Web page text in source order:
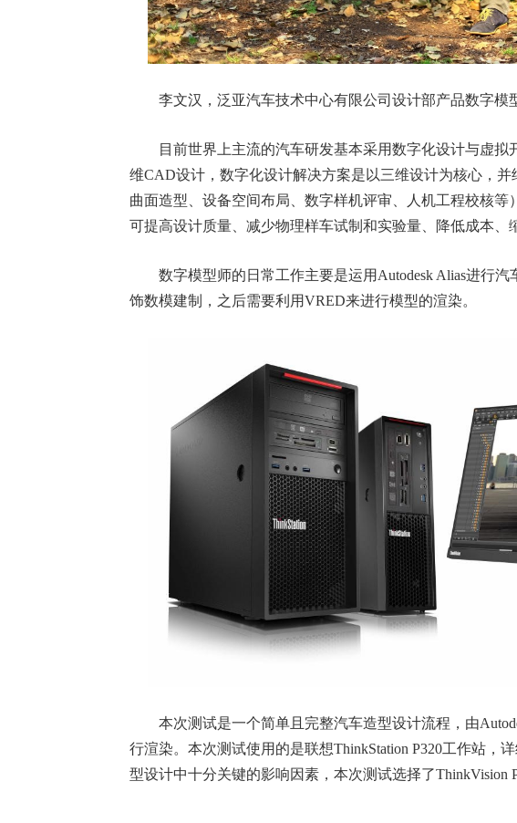
李文汉，泛亚汽车技术中心有限公司设计部产品数字模
目前世界上主流的汽车研发基本采用数字化设计与虚拟
维CAD设计，数字化设计解决方案是以三维设计为核心，
曲面造型、设备空间布局、数字样机评审、人机工程校核
可提高设计质量、减少物理样车试制和实验量、降低成本、
数字模型师的日常工作主要是运用Autodesk Alias进行汽
饰数模建制，之后需要利用VRED来进行模型的渲染。
本次测试是一个简单且完整汽车造型设计流程，由
行渲染。本次测试使用的是联想ThinkStation P320工作站，
型设计中十分关键的影响因素，本次测试选择了ThinkVision